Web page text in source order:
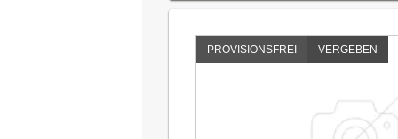
PROVISIONSFREI VERGEBEN